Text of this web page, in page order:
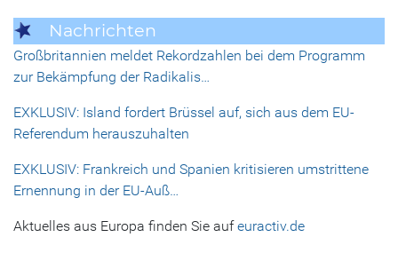
Nachrichten
Großbritannien meldet Rekordzahlen bei dem Programm
zur Bekämpfung der Radikalis…
EXKLUSIV: Island fordert Brüssel auf, sich aus dem EU-
Referendum herauszuhalten
EXKLUSIV: Frankreich und Spanien kritisieren umstrittene
Ernennung in der EU-Auß…
Aktuelles aus Europa finden Sie aufeuractiv.de